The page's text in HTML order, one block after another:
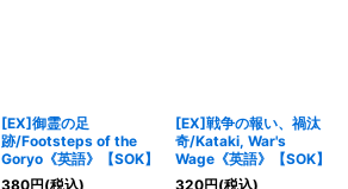
[EX]御霊の足
跡/Footsteps of the
Goryo《英語》【SOK】
380円(税込)
[EX]戦争の報い、禍汰
奇/Kataki, War's
Wage《英語》【SOK】
320円(税込)